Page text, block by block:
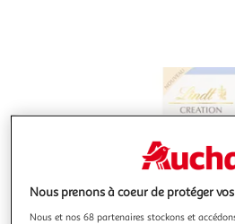
d'aide
Nous prenons à coeur de protéger
Nous et nos 68 partenaires stockons et